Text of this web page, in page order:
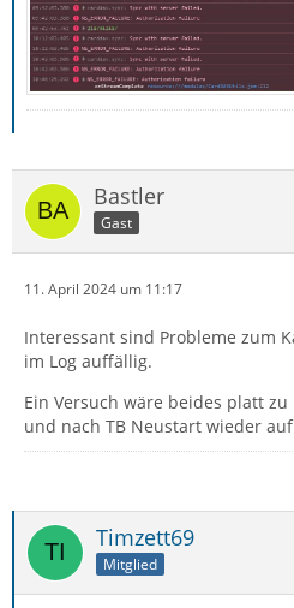
Bastler
Gast
11. April 2024 um 11:17
Interessant sind Probleme zum
im Log auffällig.
Ein Versuch wäre beides platt
und nach TB Neustart wieder
Timzett69
Mitglied